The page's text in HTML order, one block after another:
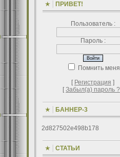
ПРИВЕТ!
Пользователь :
Пароль :
Помнить меня
[ Регистрация ]
[Забыл(а) пароль ?
БАННЕР-3
2d827502e498b178
СТАТЬИ